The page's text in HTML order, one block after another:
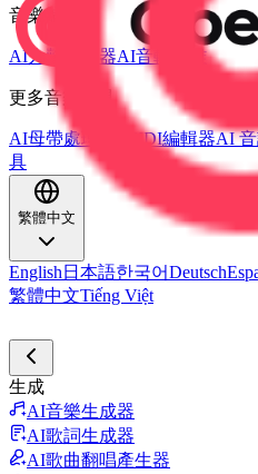
音樂編輯
AI人聲去除器AI音軌分離
更多音樂工具
AI母帶處理 AI MIDI編輯器AI
具
繁體中文
English 日本語한국어Deutsch
繁體中文Tiếng Việt
生成
AI音樂生成器
AI歌詞生成器
AI歌曲翻唱產生器